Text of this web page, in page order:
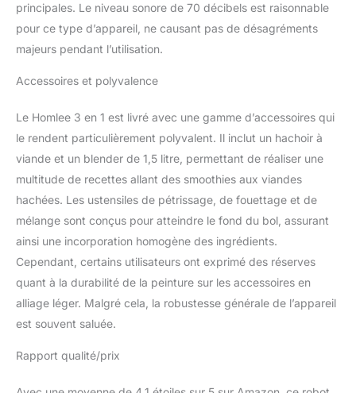
rencontrez des problèmes lors de l'utilisation
du mixeur,veuillez nous contacter
immédiatement. La satisfaction du client est
ce que nous recherchons toujours."
principales. Le niveau sonore de 70 décibels est raisonnable
pour ce type d’appareil, ne causant pas de désagréments
majeurs pendant l’utilisation.
Accessoires et polyvalence
Le Homlee 3 en 1 est livré avec une gamme d’accessoires qui
le rendent particulièrement polyvalent. Il inclut un hachoir à
viande et un blender de 1,5 litre, permettant de réaliser une
multitude de recettes allant des smoothies aux viandes
hachées. Les ustensiles de pétrissage, de fouettage et de
mélange sont conçus pour atteindre le fond du bol, assurant
ainsi une incorporation homogène des ingrédients.
Cependant, certains utilisateurs ont exprimé des réserves
quant à la durabilité de la peinture sur les accessoires en
alliage léger. Malgré cela, la robustesse générale de l’appareil
est souvent saluée.
Rapport qualité/prix